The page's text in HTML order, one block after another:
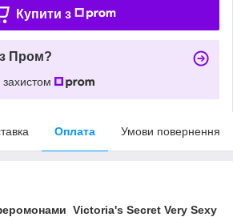
Купити з
Пром?
Оплата Умови повернення
Victoria's Secret Very Sexy